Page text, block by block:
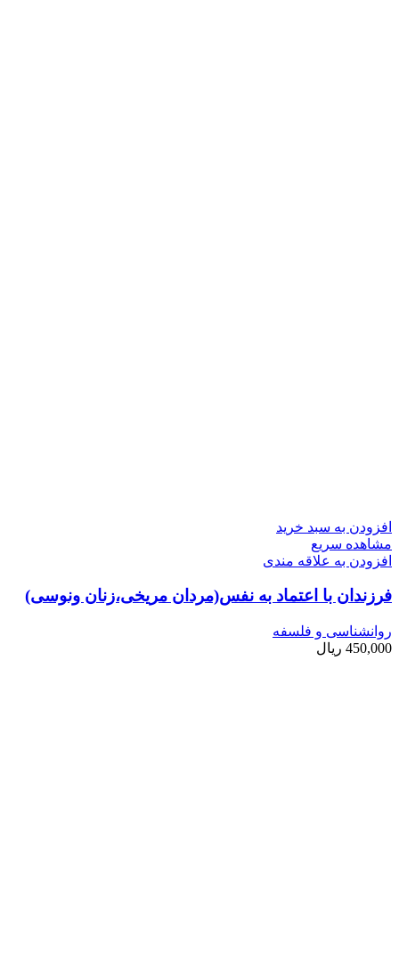
افزودن به سبد خرید
مشاهده سریع
افزودن به علاقه مندی
فرزندان با اعتماد به نفس(مردان مریخی،زنان ونوسی)
روانشناسی و فلسفه
450,000 ریال